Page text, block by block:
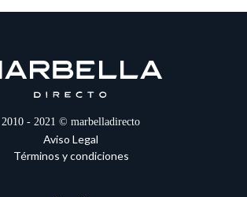
2010 - 2021 © marbelladirecto
Aviso Legal
Términos y condiciones